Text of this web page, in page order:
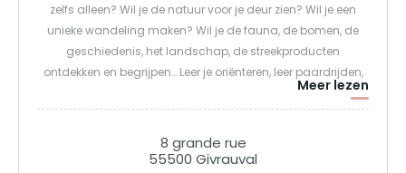
zelfs alleen? Wil je de natuur voor je deur zien? Wil je een
unieke wandeling maken? Wil je de fauna, de bomen, de
geschiedenis, het landschap, de streekproducten
ontdekken en begrijpen… Leer je oriënteren, leer paardrijden,
ontdek vertrouwelijke plekken, ga van de gebaande paden
af en ga off-piste!
Van het Lac du Der tot het Lac de Madine, van de Argonne
tot de Barrois… Kom, we gaan op pad. Oriëntatietocht.
Meer lezen
8 grande rue
55500 Givrauval